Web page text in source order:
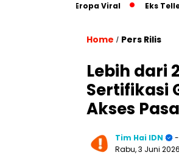
Istri ke Eropa Viral Eks Teller Bobol
Home / Pers Rilis
Lebih dari
Sertifikasi
Akses
Tim Hai IDN
Rabu, 3 Juni 2026